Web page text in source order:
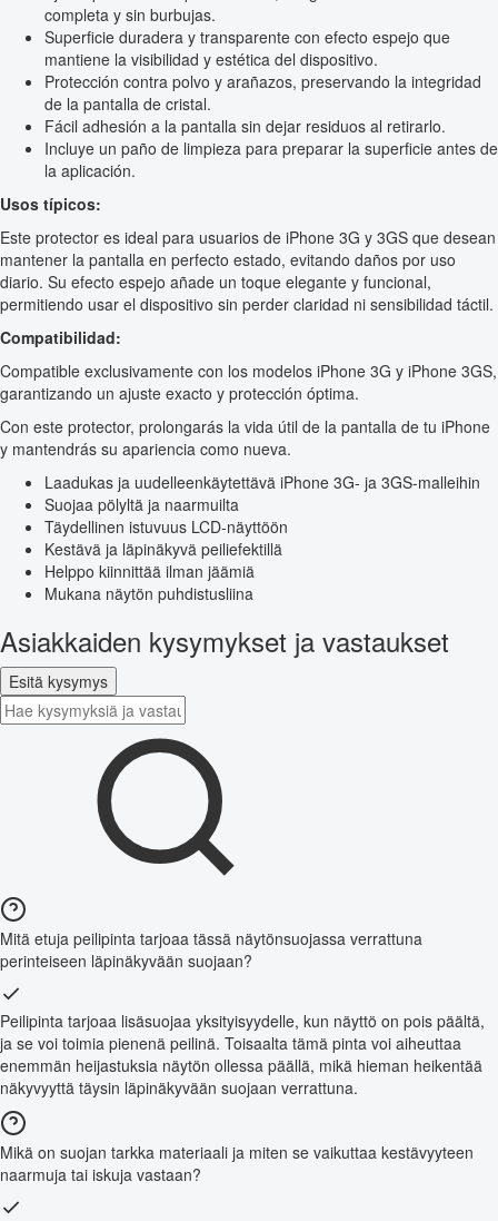
completa y sin burbujas.
Superficie duradera y transparente con efecto espejo que
mantiene la visibilidad y estética del dispositivo.
Protección contra polvo y arañazos, preservando la integridad
de la pantalla de cristal.
Fácil adhesión a la pantalla sin dejar residuos al retirarlo.
Incluye un paño de limpieza para preparar la superficie antes de
la aplicación.
Usos típicos:
Este protector es ideal para usuarios de iPhone 3G y 3GS que desean
mantener la pantalla en perfecto estado, evitando daños por uso
diario. Su efecto espejo añade un toque elegante y funcional,
permitiendo usar el dispositivo sin perder claridad ni sensibilidad táctil.
Compatibilidad:
Compatible exclusivamente con los modelos iPhone 3G y iPhone 3GS,
garantizando un ajuste exacto y protección óptima.
Con este protector, prolongarás la vida útil de la pantalla de tu iPhone
y mantendrás su apariencia como nueva.
Laadukas ja uudelleenkäytettävä iPhone 3G- ja 3GS-malleihin
Suojaa pölyltä ja naarmuilta
Täydellinen istuvuus LCD-näyttöön
Kestävä ja läpinäkyvä peiliefektillä
Helppo kiinnittää ilman jäämiä
Mukana näytön puhdistusliina
Asiakkaiden kysymykset ja vastaukset
Esitä kysymys
Mitä etuja peilipinta tarjoaa tässä näytönsuojassa verrattuna
perinteiseen läpinäkyvään suojaan?
Peilipinta tarjoaa lisäsuojaa yksityisyydelle, kun näyttö on pois päältä,
ja se voi toimia pienenä peilinä. Toisaalta tämä pinta voi aiheuttaa
enemmän heijastuksia näytön ollessa päällä, mikä hieman heikentää
näkyvyyttä täysin läpinäkyvään suojaan verrattuna.
Mikä on suojan tarkka materiaali ja miten se vaikuttaa kestävyyteen
naarmuja tai iskuja vastaan?